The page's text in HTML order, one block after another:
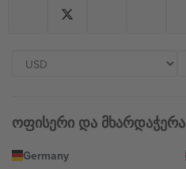
ოფისერი და მხარდაჭერა
Germany